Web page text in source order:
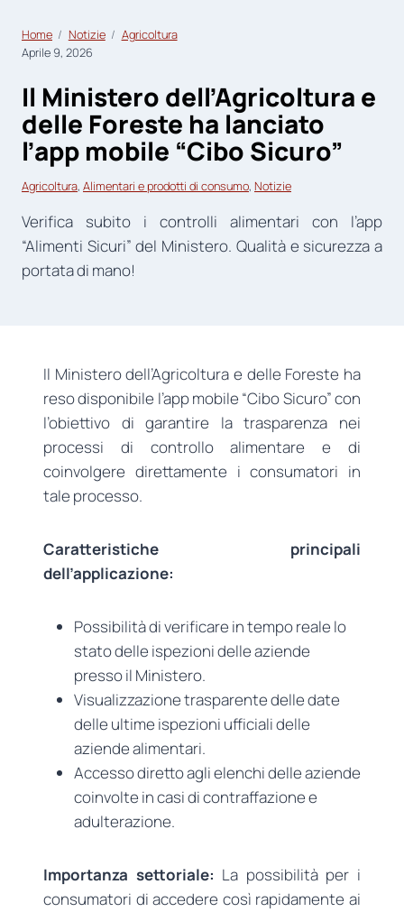
Home Notizie
Agricoltura
Aprile 9, 2026
Il Ministero dell’Agricoltura e
delle Foreste ha lanciato
l’app mobile “Cibo Sicuro”
Agricoltura, Alimentari e prodotti di consumo, Notizie
Verifica subito i controlli alimentari con l’app
“Alimenti Sicuri” del Ministero. Qualità e sicurezza a
portata di mano!
Il Ministero dell’Agricoltura e delle Foreste ha
reso disponibile l’app mobile “Cibo Sicuro” con
l’obiettivo di garantire la trasparenza nei
processi di controllo alimentare e di
coinvolgere direttamente i consumatori in
tale processo.
Caratteristiche principali
dell’applicazione:
Possibilità di verificare in tempo reale lo
stato delle ispezioni delle aziende
presso il Ministero.
Visualizzazione trasparente delle date
delle ultime ispezioni ufficiali delle
aziende alimentari.
Accesso diretto agli elenchi delle aziende
coinvolte in casi di contraffazione e
adulterazione.
Importanza settoriale: La possibilità per i
consumatori di accedere così rapidamente ai